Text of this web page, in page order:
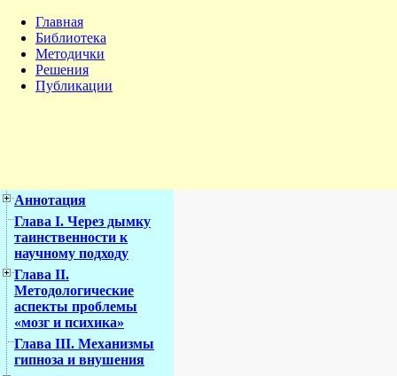
Главная
Библиотека
Методички
Решения
Публикации
Аннотация
Глава I. Через дымку
таинственности к
научному подходу
Глава II.
Методологические
аспекты проблемы
«мозг и психика»
Глава III. Механизмы
гипноза и внушения